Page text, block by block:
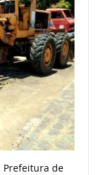
Prefeitura de